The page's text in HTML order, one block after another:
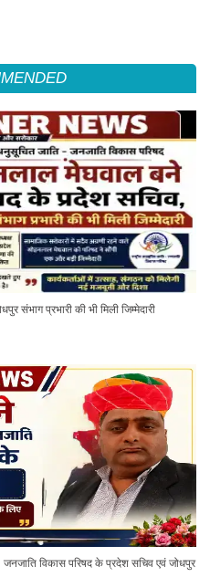
संभाग प्रभारी की भी मिली जिम्मेदारी
विकास परिषद के प्रदेश सचिव एवं जोधपुर